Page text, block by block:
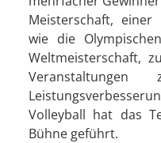
Meisterschaft,
wie die
Weltmeisterschaft,
Volleyball hat das
Bühne geführt.